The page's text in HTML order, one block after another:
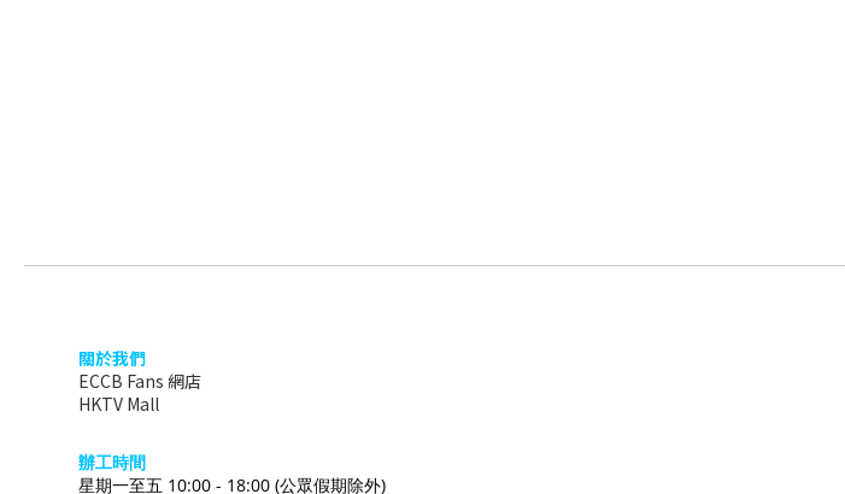
關於我們
ECCB Fans 網店
HKTV Mall
辦工時間
星期一至五 10:00 - 18:00 (公眾假期除外)